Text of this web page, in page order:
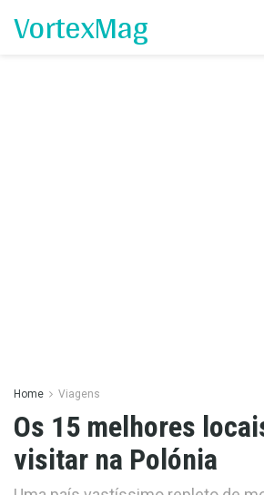
VortexMag
Home Viagens
Os 15 melhores
visitar na Polónia